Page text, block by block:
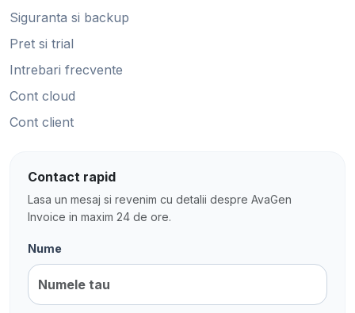
Siguranta si backup
Pret si trial
Intrebari frecvente
Cont cloud
Cont client
Contact rapid
Lasa un mesaj si revenim cu detalii despre AvaGen
Invoice in maxim 24 de ore.
Nume